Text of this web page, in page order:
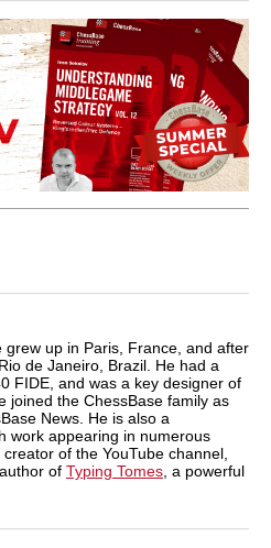
grew up in Paris, France, and after
de Janeiro, Brazil. He had a
FIDE, and was a key designer of
joined the ChessBase family as
News. He is also a
work appearing in numerous
of the YouTube channel,
of Typing Tomes , a powerful